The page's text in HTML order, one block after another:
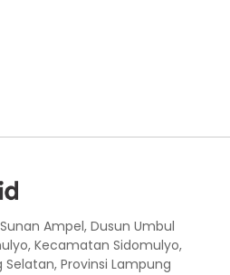
Ampel, Dusun Umbul
Kecamatan Sidomulyo,
Provinsi Lampung